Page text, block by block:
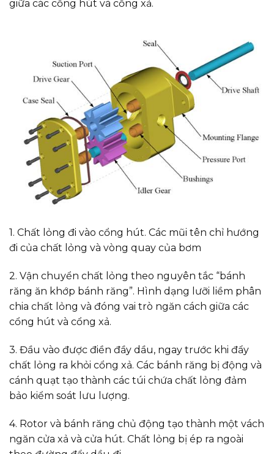
giữa các cổng hút và cổng xả.
1. Chất lỏng đi vào cổng hút. Các mũi tên chỉ hướng
đi của chất lỏng và vòng quay của bơm
2. Vận chuyển chất lỏng theo nguyên tắc “bánh
răng ăn khớp bánh răng”. Hình dạng lưỡi liềm phân
chia chất lỏng và đóng vai trò ngăn cách giữa các
cổng hút và cổng xả.
3. Đầu vào được điền đầy dầu, ngay trước khi đẩy
chất lỏng ra khỏi cổng xả. Các bánh răng bị động và
cánh quạt tạo thành các túi chứa chất lỏng đảm
bảo kiểm soát lưu lượng.
4. Rotor và bánh răng chủ động tạo thành một vách
ngăn cửa xả và cửa hút. Chất lỏng bị ép ra ngoài